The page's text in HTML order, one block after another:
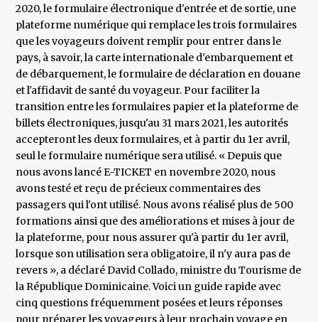
2020, le formulaire électronique d'entrée et de sortie, une
plateforme numérique qui remplace les trois formulaires
que les voyageurs doivent remplir pour entrer dans le
pays, à savoir, la carte internationale d'embarquement et
de débarquement, le formulaire de déclaration en douane
et l'affidavit de santé du voyageur. Pour faciliter la
transition entre les formulaires papier et la plateforme de
billets électroniques, jusqu'au 31 mars 2021, les autorités
accepteront les deux formulaires, et à partir du 1er avril,
seul le formulaire numérique sera utilisé. « Depuis que
nous avons lancé E-TICKET en novembre 2020, nous
avons testé et reçu de précieux commentaires des
passagers qui l'ont utilisé. Nous avons réalisé plus de 500
formations ainsi que des améliorations et mises à jour de
la plateforme, pour nous assurer qu'à partir du 1er avril,
lorsque son utilisation sera obligatoire, il n'y aura pas de
revers », a déclaré David Collado, ministre du Tourisme de
la République Dominicaine. Voici un guide rapide avec
cinq questions fréquemment posées et leurs réponses
pour préparer les voyageurs à leur prochain voyage en